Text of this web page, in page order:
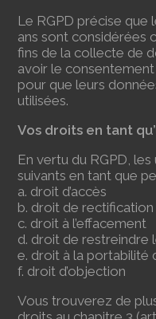
Le RGPD précise que
ans sont considérées
fins de la collecte de
avoir le consentement
pour que leurs
utilisées.
Vos droits en tant
En vertu du RGPD,
suivants en tant que
a. droit d’accès
b. droit de rectification
c. droit à l’effacement
d. droit de restreindre
e. droit à la portabilité
f. droit d’objection
Vous trouverez de